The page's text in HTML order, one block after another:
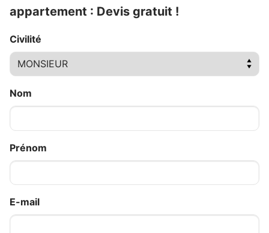
appartement : Devis gratuit !
Civilité
Nom
Prénom
E-mail